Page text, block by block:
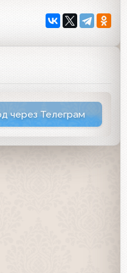
через Телеграм